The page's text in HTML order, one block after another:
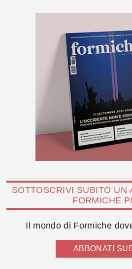
SOTTOSCRIVI SUBITO UN
FORMICHE
Il mondo di Formiche
ABBONATI